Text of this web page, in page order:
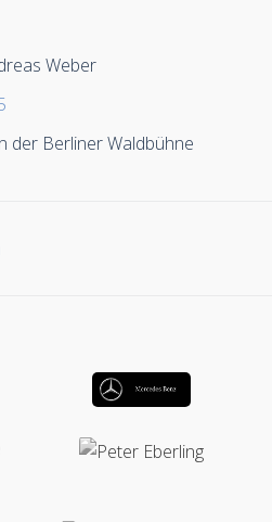
Weber
der Berliner Waldbühne